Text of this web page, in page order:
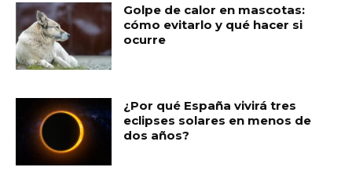
Golpe de calor en mascotas:
cómo evitarlo y qué hacer si
ocurre
¿Por qué España vivirá tres
eclipses solares en menos de
dos años?